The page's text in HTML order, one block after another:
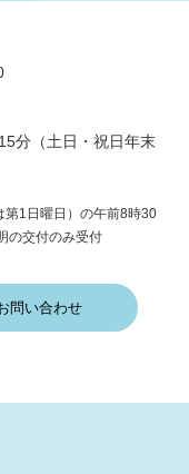
分（土日・祝日年末
1日曜日）の午前8時30
の交付のみ受付
問い合わせ